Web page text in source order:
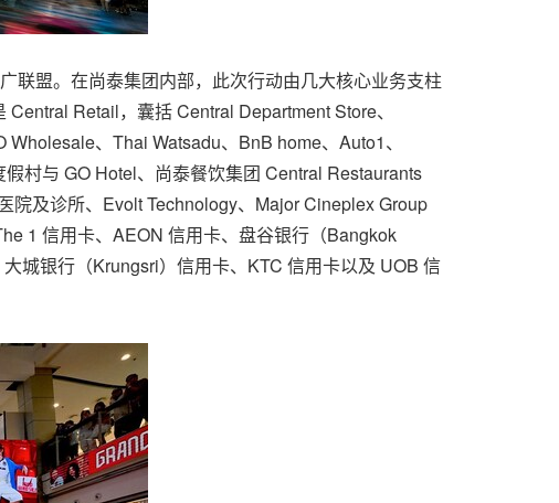
联盟。在尚泰集团内部，此次行动由几大核心业务支柱
Retail，囊括 Central Department Store、
、Thai Watsadu、BnB home、Auto1、
村与 GO Hotel、尚泰餐饮集团 Central Restaurants
及诊所、Evolt Technology、Major Cineplex Group
1 信用卡、AEON 信用卡、盘谷银行（Bangkok
城银行（Krungsri）信用卡、KTC 信用卡以及 UOB 信